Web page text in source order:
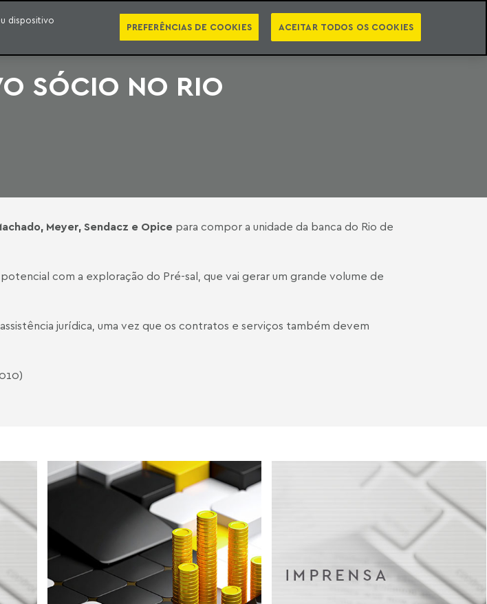
PUBLICAÇÕES EBOOKS PODCASTS NEWSLETTER VIDEOCASTS PT EN CATEGORIAS
SÓCIO NO RIO
Meyer, Sendacz e Opice para compor a unidade da banca do Rio de
com a exploração do Pré-sal, que vai gerar um grande volume de
jurídica, uma vez que os contratos e serviços também devem
dispositivo
PREFERÊNCIAS DE COOKIES ACEITAR TODOS OS COOKIES